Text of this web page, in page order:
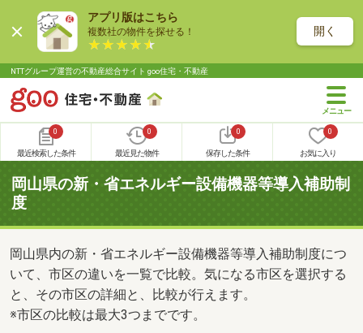
アプリ版はこちら
複数社の物件を探せる！ 開く
NTTグループ運営の不動産総合サイト goo住宅・不動産
0
最近検索した条件
0
最近見た物件
0
保存した条件
0
お気に入り
岡山県の新・省エネルギー設備機器等導入補助制
度
岡山県内の新・省エネルギー設備機器等導入補助制度につ
いて、市区の違いを一覧で比較。気になる市区を選択する
と、その市区の詳細と、比較が行えます。
※市区の比較は最大3つまでです。